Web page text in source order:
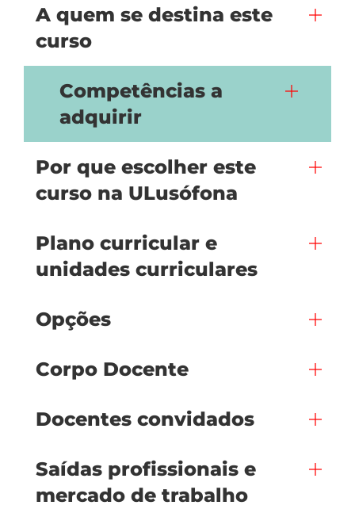
A quem se destina este
curso
Competências a
adquirir
Por que escolher este
curso na ULusófona
Plano curricular e
unidades curriculares
Opções
Corpo Docente
Docentes convidados
Saídas profissionais e
mercado de trabalho